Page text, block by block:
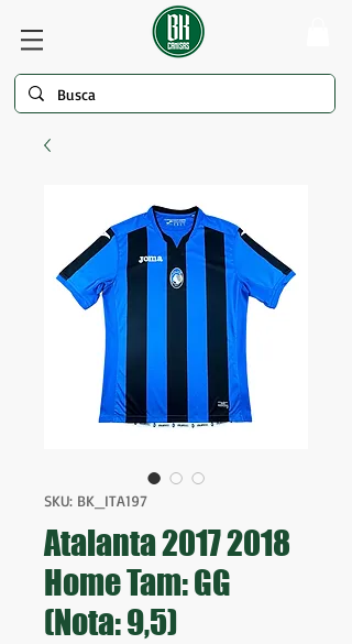
SKU: BK_ITA197
Atalanta 2017 2018
Home Tam: GG
(Nota: 9,5)